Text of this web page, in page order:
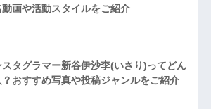
動画や活動スタイルをご紹介
スタグラマー新谷伊沙李(いさり)ってどん
？おすすめ写真や投稿ジャンルをご紹介